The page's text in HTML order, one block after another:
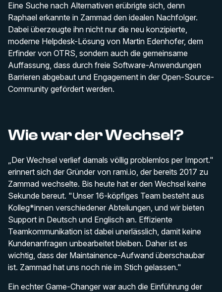
Eine Suche nach Alternativen erübrigte sich, denn
Raphael erkannte in Zammad den idealen Nachfolger.
Dabei überzeugte ihn nicht nur die neu konzipierte,
moderne Helpdesk-Lösung von Martin Edenhofer, dem
Erfinder von OTRS, sondern auch die gemeinsame
Auffassung, dass durch freie Software-Anwendungen
Barrieren abgebaut und Engagement in der Open-Source-
Community gefördert werden.
Wie war der Wechsel?
„Der Wechsel verlief damals völlig problemlos per Import."
erinnert sich der Gründer von rami.io, der bereits 2017 zu
Zammad wechselte. Bis heute hat er den Wechsel keine
Sekunde bereut. "Unser 16-köpfiges Team besteht aus
Kolleg*innen verschiedener Abteilungen, und wir bieten
Support in Deutsch und Englisch an. Effiziente
Teamkommunikation ist dabei unerlässlich, damit keine
Kundenanfragen unbearbeitet bleiben. Daher ist es
wichtig, dass der Maintainence-Aufwand überschaubar
ist. Zammad hat uns noch nie im Stich gelassen."
Ein echter Game-Changer war auch die Einführung der